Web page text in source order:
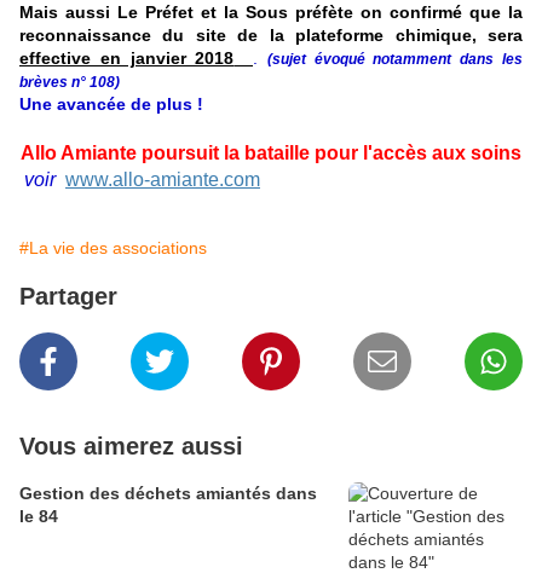
Mais aussi Le Préfet et la Sous préfète on confirmé que la
reconnaissance du site de la plateforme chimique, sera
effective en janvier 2018
(sujet évoqué notamment dans les
brèves n° 108)
Une avancée de plus !
Allo Amiante poursuit la bataille pour l'accès aux soins
voir www.allo-amiante.com
#La vie des associations
Partager
Vous aimerez aussi
Gestion des déchets amiantés dans
le 84